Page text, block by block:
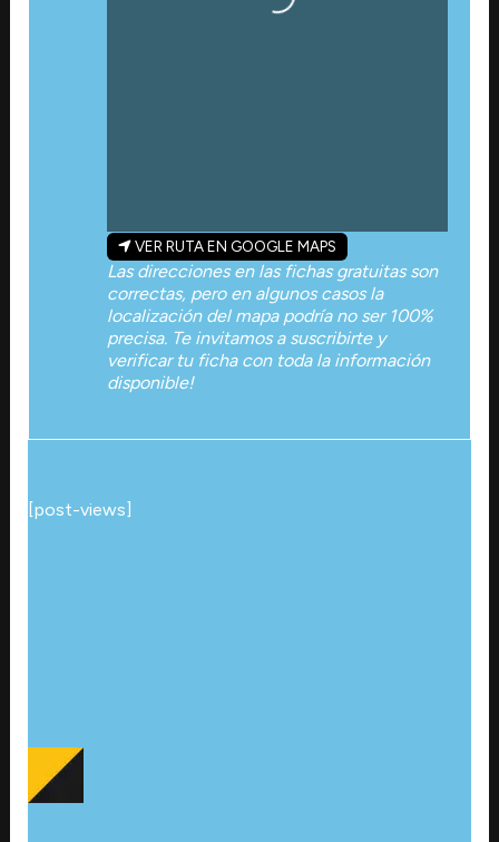
VER RUTA EN GOOGLE MAPS
Las direcciones en las fichas gratuitas son
correctas, pero en algunos casos la
localización del mapa podría no ser 100%
precisa. Te invitamos a suscribirte y
verificar tu ficha con toda la información
disponible!
[post-views]